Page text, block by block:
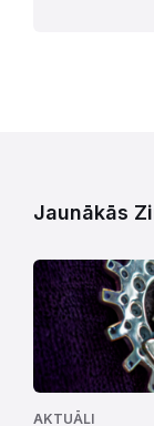
Jaunākās
AKTUĀLI